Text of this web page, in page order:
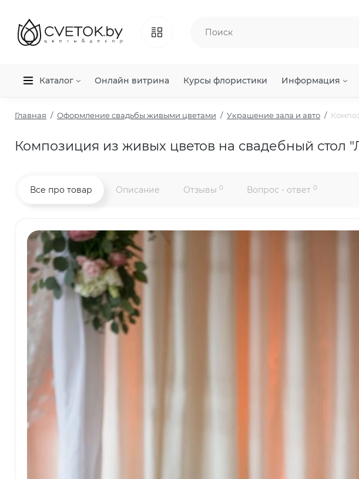
Каталог Онлайн витрина Курсы флористики Информация
Главная Оформление свадьбы живыми цветами Украшение зала и авто
Композиция из живых цветов на свадебный стол
Все про товар Описание Отзывы 0 Вопрос - ответ 0